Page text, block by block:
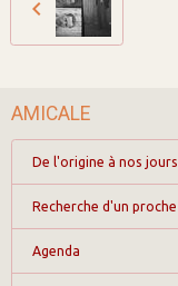
AMICALE
De l'origine à nos jours
Recherche d'un proche
Agenda